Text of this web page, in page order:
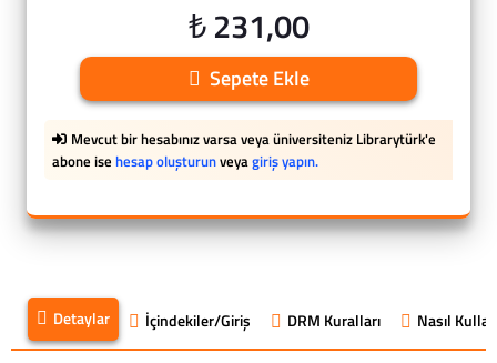
₺ 231,00
Sepete Ekle
Mevcut bir hesabınız varsa veya üniversiteniz Librarytürk'e
abone ise hesap oluşturunveyagiriş yapın.
Detaylar İçindekiler/Giriş DRM Kuralları Nasıl